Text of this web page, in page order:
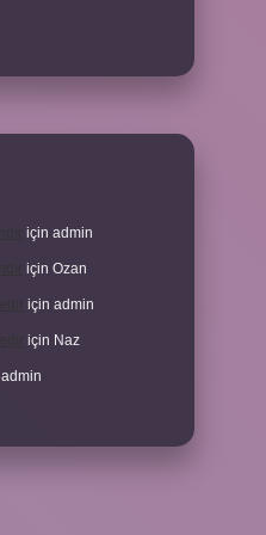
için admin
için Ozan
için admin
için Naz
admin